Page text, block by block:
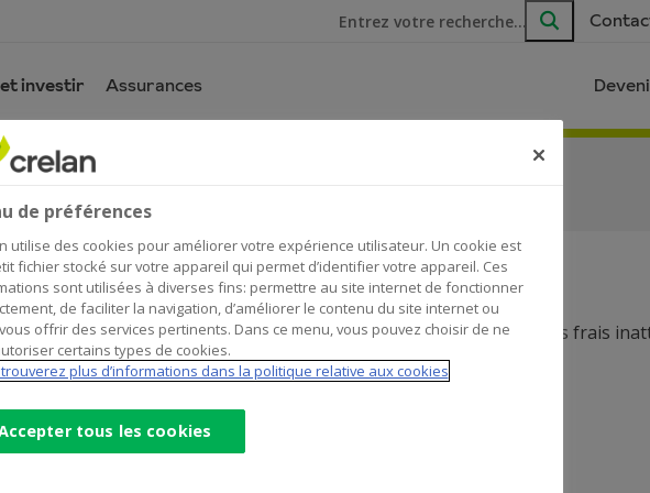
Je cherche
Rechercher
investir Assurances
d’épargne
Il arrive à chacun, à un moment ou à un autre, de faire face à des frais
de préférences
utilise des cookies pour améliorer votre expérience utilisateur. Un cookie est
fichier stocké sur votre appareil qui permet d’identifier votre appareil. Ces
sont utilisées à diverses fins: permettre au site internet de fonctionner
de faciliter la navigation, d’améliorer le contenu du site internet ou
offrir des services pertinents. Dans ce menu, vous pouvez choisir de ne
certains types de cookies.
plus d’informations dans la politique relative aux cookies
tous les cookies